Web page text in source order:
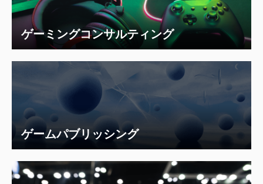
ゲーミングコンサルティング
ゲームパブリッシング